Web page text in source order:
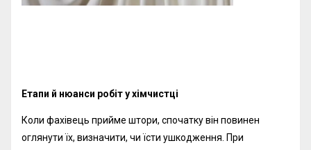
Етапи й нюанси робіт ухімчистці
Коли фахівець прийме штори, спочатку він повинен
оглянути їх, визначити, чи їсти ушкодження. При